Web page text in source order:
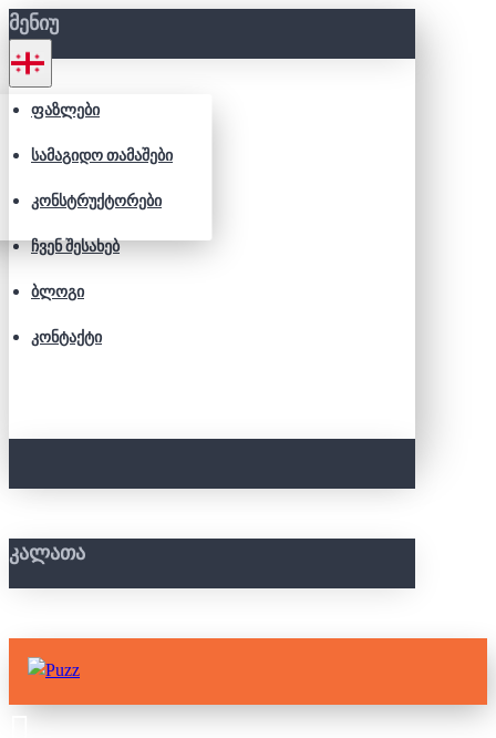
ᲛᲔᲜᲘᲣ
ᲤᲐᲖᲚᲔᲑᲘ
ᲡᲐᲛᲐᲒᲘᲓᲝ ᲗᲐᲛᲐᲨᲔᲑᲘ
ᲙᲝᲜᲡᲢᲠᲣᲥᲢᲝᲠᲔᲑᲘ
ᲩᲕᲔᲜ ᲨᲔᲡᲐᲮᲔᲑ
ᲑᲚᲝᲒᲘ
ᲙᲝᲜᲢᲐᲥᲢᲘ
ᲙᲐᲚᲐᲗᲐ